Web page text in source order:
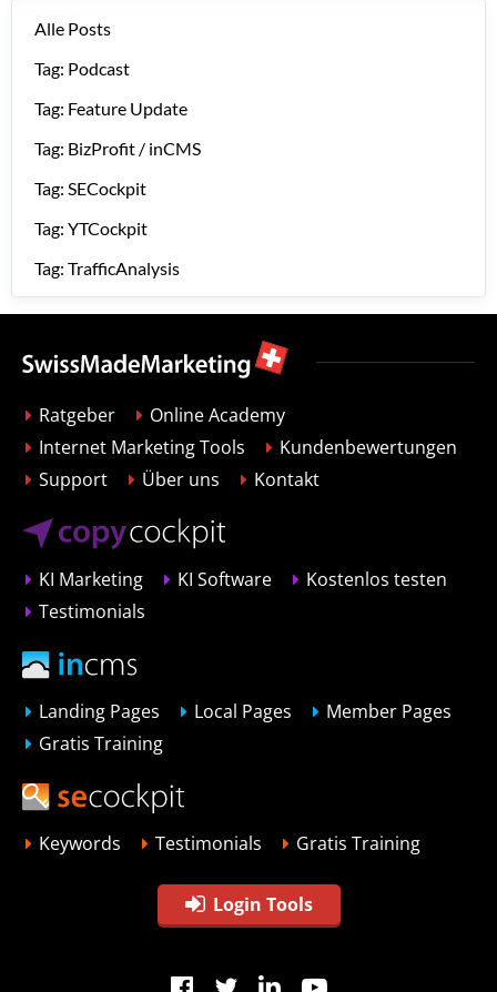
Alle Posts
Tag: Podcast
Tag: Feature Update
Tag: BizProfit / inCMS
Tag: SECockpit
Tag: YTCockpit
Tag: TrafficAnalysis
Ratgeber
Online Academy
Internet Marketing Tools
Kundenbewertungen
Support
Über uns Kontakt
KI Marketing KI Software
Kostenlos testen
Testimonials
Landing Pages Local Pages
Member Pages
Gratis Training
Keywords Testimonials Gratis Training
Login Tools